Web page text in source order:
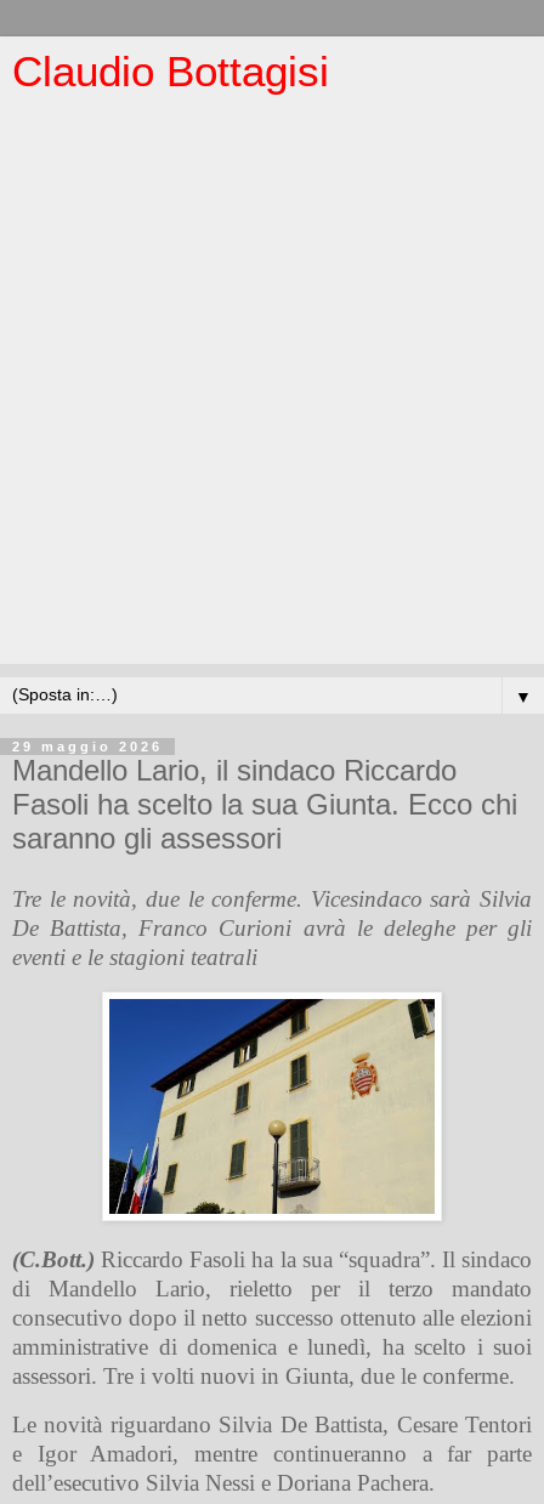
Claudio Bottagisi
▼
29 maggio 2026
Mandello Lario, il sindaco Riccardo
Fasoli ha scelto la sua Giunta. Ecco chi
saranno gli assessori
Tre le novità, due le conferme. Vicesindaco sarà Silvia
De Battista, Franco Curioni avrà le deleghe per gli
eventi e le stagioni teatrali
(C.Bott.) Riccardo Fasoli ha la sua “squadra”. Il sindaco
di Mandello Lario, rieletto per il terzo mandato
consecutivo dopo il netto successo ottenuto alle elezioni
amministrative di domenica e lunedì, ha scelto i suoi
assessori. Tre i volti nuovi in Giunta, due le conferme.
Le novità riguardano Silvia De Battista, Cesare Tentori
e Igor Amadori, mentre continueranno a far parte
dell’esecutivo Silvia Nessi e Doriana Pachera.